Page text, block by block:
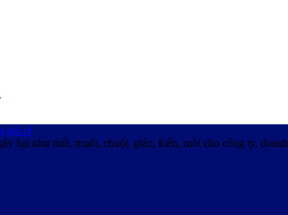
giá rẻ
hại như mối, muỗi, chuột, gián, kiến, ruồi cho công ty,